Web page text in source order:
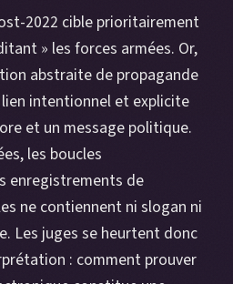
2022 cible prioritairement
» les forces armées. Or,
abstraite de propagande
lien intentionnel et explicite
et un message politique.
les boucles
enregistrements de
ne contiennent ni slogan ni
Les juges se heurtent donc
: comment prouver